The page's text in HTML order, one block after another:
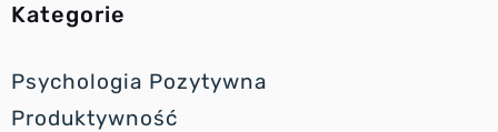
Kategorie
Psychologia Pozytywna
Produktywność